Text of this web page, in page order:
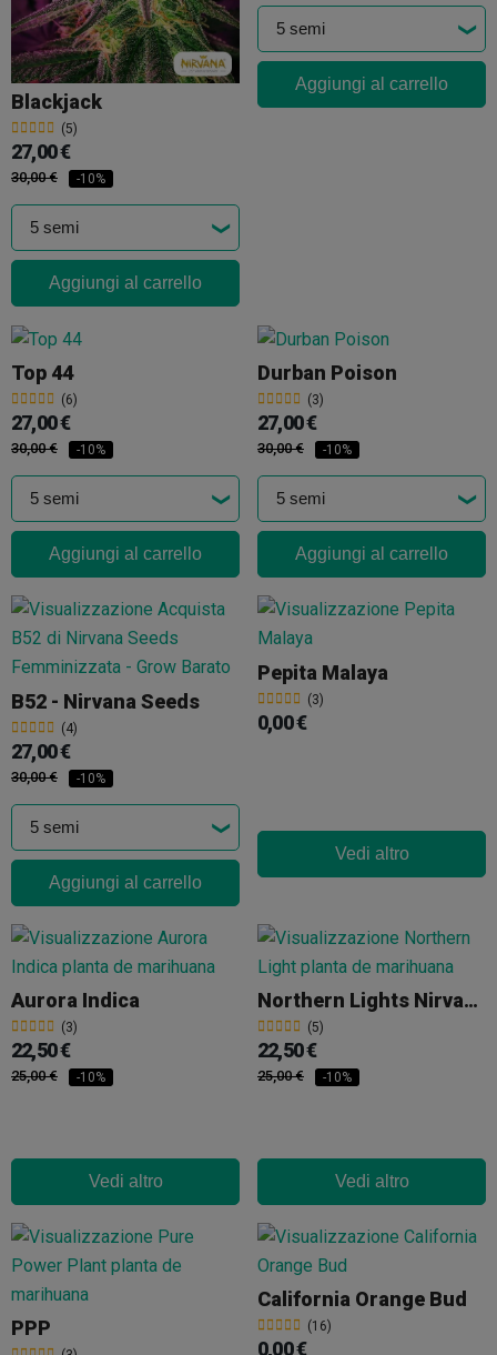
Blackjack
(5)
27,00 €
30,00 € -10%
Aggiungi al carrello
Aggiungi al carrello
Top 44
(6)
27,00 €
30,00 € -10%
Aggiungi al carrello
Durban Poison
(3)
27,00 €
30,00 € -10%
Aggiungi al carrello
B52 - Nirvana Seeds
(4)
27,00 €
30,00 € -10%
Aggiungi al carrello
Pepita Malaya
(3)
0,00 €
Vedi altro
Aurora Indica
(3)
22,50 €
25,00 € -10%
Vedi altro
Northern Lights Nirvana
(5)
22,50 €
25,00 € -10%
Vedi altro
PPP
California Orange Bud
(16)
0,00 €